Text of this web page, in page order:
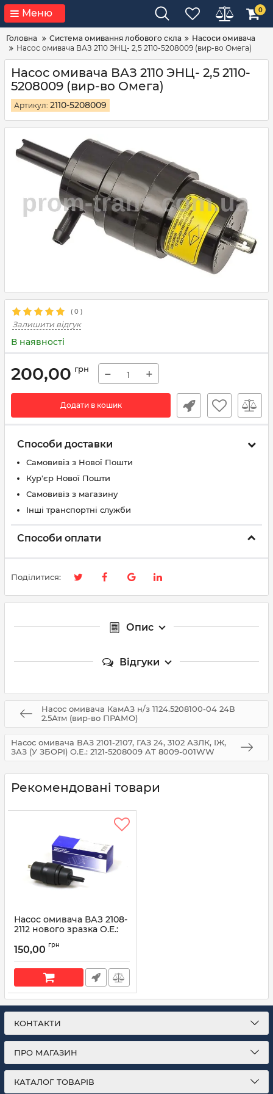
Меню 0
Головна Система омивання лобового скла
Насоси омивача
Насос омивача ВАЗ 2110 ЭНЦ- 2,5 2110-5208009 (вир-во Омега)
Насос омивача ВАЗ 2110 ЭНЦ- 2,5 2110-
5208009 (вир-во Омега)
Артикул: 2110-5208009
( 0 )
Залишити відгук
В наявності
200,00 грн − +
Додати в кошик
Способи доставки
Самовивіз з Нової Пошти
Кур'єр Нової Пошти
Самовивіз з магазину
Інші транспортні служби
Способи оплати
Поділитися:
Опис
Відгуки
Насос омивача КамАЗ н/з 1124.5208100-04 24В
2.5Атм (вир-во ПРАМО)
Насос омивача ВАЗ 2101-2107, ГАЗ 24, 3102 АЗЛК, ІЖ,
ЗАЗ (У ЗБОРІ) O.E.: 2121-5208009 AT 8009-001WW
Рекомендовані товари
Насос омивача ВАЗ 2108-
2112 нового зразка O.E.:
008WW
Артикул: AT 8010-008WW
150,00 грн
КОНТАКТИ
ПРО МАГАЗИН
КАТАЛОГ ТОВАРІВ